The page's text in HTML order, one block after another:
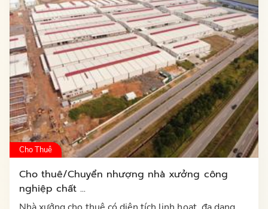
Cho Thuê
Cho thuê/Chuyển nhượng nhà xưởng công
nghiệp chất ...